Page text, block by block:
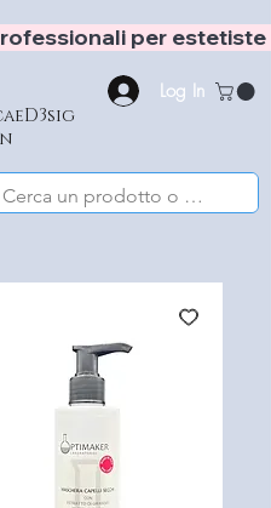
per
n
Log In